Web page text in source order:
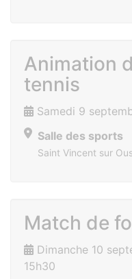
Animation
tennis
Samedi 9
Salle des sports
Saint Vincent sur
Match de
Dimanche 10
15h30